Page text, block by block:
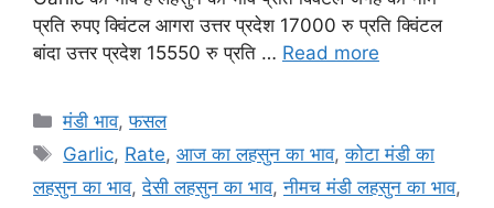
प्रति रुपए क्विंटल आगरा उत्तर प्रदेश 17000 रु प्रति क्विंटल
बांदा उत्तर प्रदेश 15550 रु प्रति … Read more
Categories
मंडी भाव,फसल
Tags
Garlic, Rate,आज का लहसुन का भाव,कोटा मंडी का
लहसुन का भाव,देसी लहसुन का भाव,नीमच मंडी लहसुन का भाव,